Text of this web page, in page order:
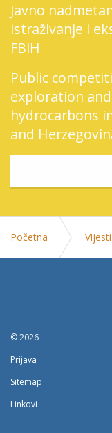
Javno
istraživanje i
FBiH
Public
exploration
hydrocarbons
and
Početna Vijesti
© 2026
Prijava
Sitemap
Linkovi